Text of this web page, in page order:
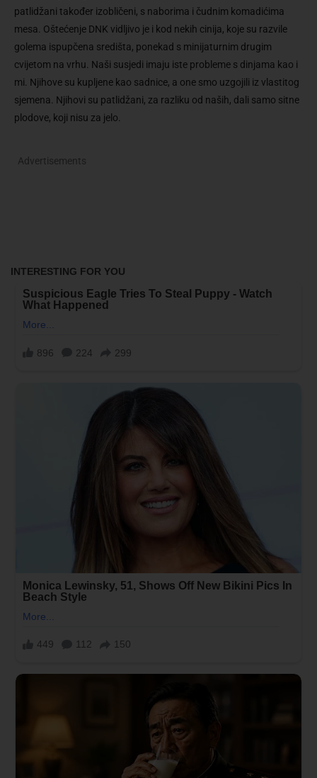
patlidžani također izobličeni, s naborima i čudnim komadićima
mesa. Oštećenje DNK vidljivo je i kod nekih cinija, koje su razvile
golema ispupčena središta, ponekad s minijaturnim drugim
cvijetom na vrhu. Naši susjedi imaju iste probleme s dinjama kao i
mi. Njihove su kupljene kao sadnice, a one smo uzgojili iz vlastitog
sjemena. Njihovi su patlidžani, za razliku od naših, dali samo sitne
plodove, koji nisu za jelo.
Advertisements